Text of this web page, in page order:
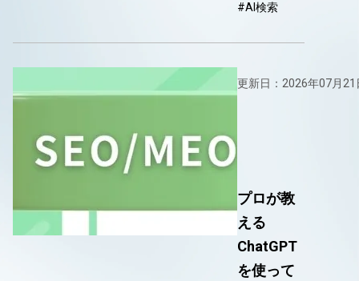
#AI検索
更新日：2026年07月21
プロが教
える
ChatGPT
を使って